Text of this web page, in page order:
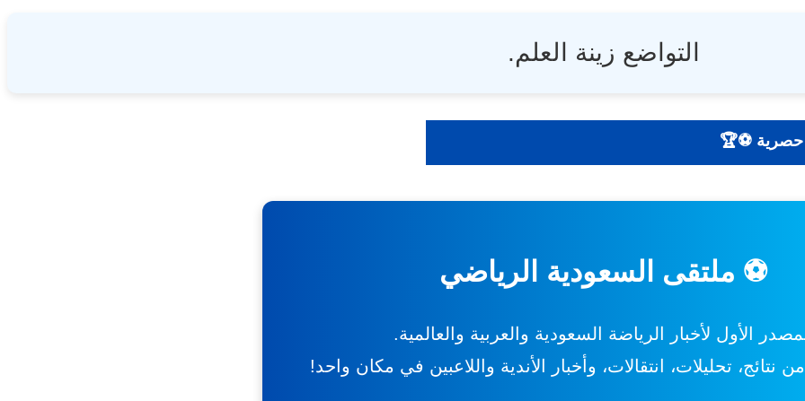
التواضع زينة العلم.
- أخبار حصرية ⚽🏆
⚽ ملتقى السعودية الرياضي
الأول لأخبار الرياضة السعودية والعربية والعالمية.
نتائج، تحليلات، انتقالات، وأخبار الأندية واللاعبين في مكان واحد!